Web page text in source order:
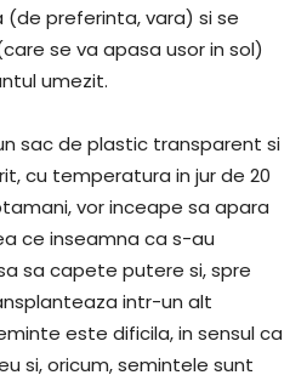
preferinta, vara) si se
se va apasa usor in sol)
umezit.
sac de plastic transparent si
cu temperatura in jur de 20
vor inceape sa apara
ce inseamna ca s-au
sa capete putere si, spre
intr-un alt
este dificila, in sensul ca
si, oricum, semintele sunt